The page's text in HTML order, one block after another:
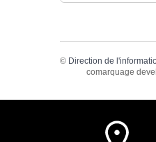
© Direction de
comarquage